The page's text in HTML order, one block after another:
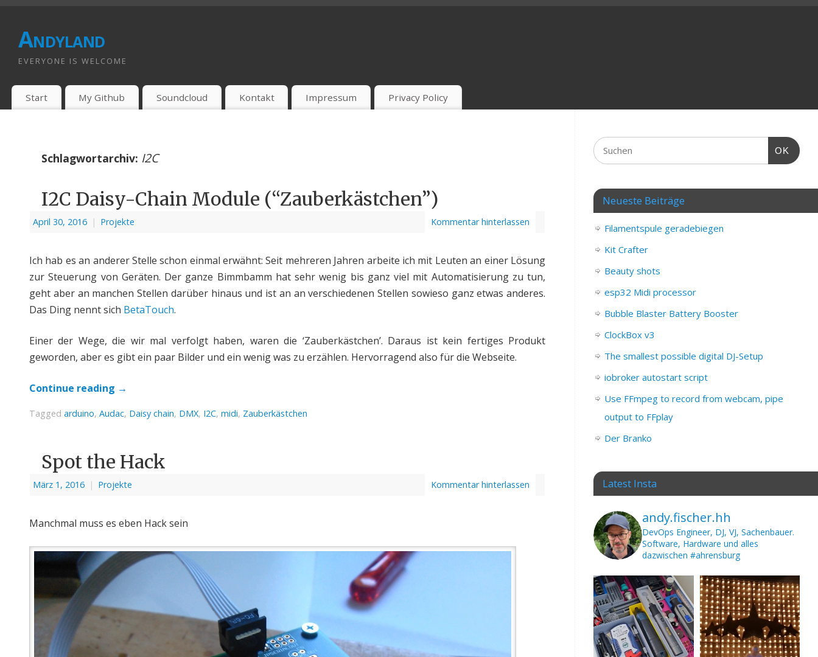
Andyland
EVERYONE IS WELCOME
Start My Github Soundcloud Kontakt Impressum Privacy Policy
Schlagwortarchiv: I2C
I2C Daisy-Chain Module (“Zauberkästchen”)
April 30, 2016 | Projekte Kommentar hinterlassen
Ich hab es an anderer Stelle schon einmal erwähnt: Seit mehreren Jahren arbeite ich mit Leuten an einer Lösung
zur Steuerung von Geräten. Der ganze Bimmbamm hat sehr wenig bis ganz viel mit Automatisierung zu tun,
geht aber an manchen Stellen darüber hinaus und ist an an verschiedenen Stellen sowieso ganz etwas anderes.
Das Ding nennt sich BetaTouch.
Einer der Wege, die wir mal verfolgt haben, waren die ‘Zauberkästchen’. Daraus ist kein fertiges Produkt
geworden, aber es gibt ein paar Bilder und ein wenig was zu erzählen. Hervorragend also für die Webseite.
Continue reading →
Tagged arduino, Audac, Daisy chain, DMX, I2C, midi, Zauberkästchen
Spot the Hack
März 1, 2016 | Projekte Kommentar hinterlassen
Manchmal muss es eben Hack sein
OK
Neueste Beiträge
Filamentspule geradebiegen
Kit Crafter
Beauty shots
esp32 Midi processor
Bubble Blaster Battery Booster
ClockBox v3
The smallest possible digital DJ-Setup
iobroker autostart script
Use FFmpeg to record from webcam, pipe
output to FFplay
Der Branko
Latest Insta
andy.fischer.hh
DevOps Engineer, DJ, VJ, Sachenbauer.
Software, Hardware und alles
dazwischen #ahrensburg